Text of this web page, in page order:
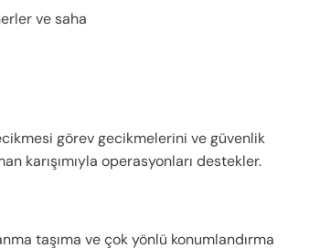
ve saha
görev gecikmelerini ve güvenlik
karışımıyla operasyonları destekler.
taşıma ve çok yönlü konumlandırma